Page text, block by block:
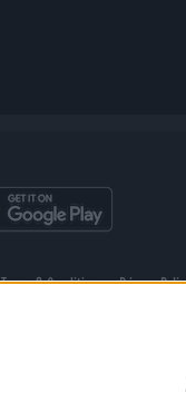
Terms & Conditions Privacy